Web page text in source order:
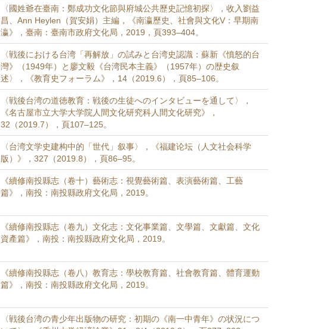
〈國姓爺在臺南：鄭成功文化節與府城公共歷史記憶初探〉，收入劉益
昌、Ann Heylen（賀安娟）主編，《南瀛歷史、社會與文化V：早期南
瀛》，臺南：臺南市政府文化局，2019，頁393–404。
〈戦後における台湾「再解放」の試みと台湾史認識：蘇新《憤怒的台
灣》（1949年）と廖文毅《台湾民本主義》（1957年）の歴史叙
述〉，《教育史フォーラム》，14（2019.6），頁85–106。
〈戦後台湾の道徳教育：戦後の生徒へのインタビューを通して〉，
《名古屋市立大学大学院人間文化研究科人間文化研究》，
32（2019.7），頁107–125。
〈台湾文学史建构中的「世代」叙事〉，《福建论坛（人文社会科学
版）》，327（2019.8），頁86–95。
《續修南投縣志（卷十）藝術志：視覺藝術篇、表演藝術篇、工藝
篇》，南投：南投縣政府文化局，2019。
《續修南投縣志（卷九）文化志：文化事業篇、文學篇、文獻篇、文化
資產篇》，南投：南投縣政府文化局，2019。
《續修南投縣志（卷八）教育志：學校教育篇、社會教育篇、體育運動
篇》，南投：南投縣政府文化局，2019。
〈戦後台湾の青少年出版物の研究：初期の《南一中青年》の状況につ